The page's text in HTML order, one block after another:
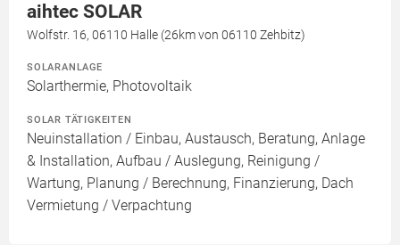
aihtec SOLAR
Wolfstr. 16, 06110 Halle (26km von 06110 Zehbitz)
SOLARANLAGE
Solarthermie, Photovoltaik
SOLAR TÄTIGKEITEN
Neuinstallation / Einbau, Austausch, Beratung, Anlage
& Installation, Aufbau / Auslegung, Reinigung /
Wartung, Planung / Berechnung, Finanzierung, Dach
Vermietung / Verpachtung